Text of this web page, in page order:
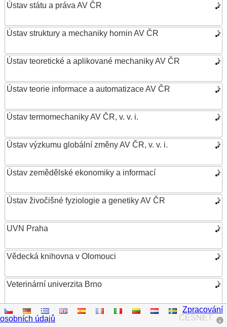
Ústav státu a práva AV ČR
Ústav struktury a mechaniky hornin AV ČR
Ústav teoretické a aplikované mechaniky AV ČR
Ústav teorie informace a automatizace AV ČR
Ústav termomechaniky AV ČR, v. v. i.
Ústav výzkumu globální změny AV ČR, v. v. i.
Ústav zemědělské ekonomiky a informací
Ústav živočišné fyziologie a genetiky AV ČR
UVN Praha
Vědecká knihovna v Olomouci
Veterinární univerzita Brno
VŠB – Technická univerzita Ostrava
CESNET
Zpracování
osobních údajů